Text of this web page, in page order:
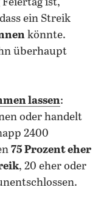
ist,
ein Streik
könnte.
überhaupt
lassen:
oder handelt
2400
75 Prozent eher
, 20 eher oder